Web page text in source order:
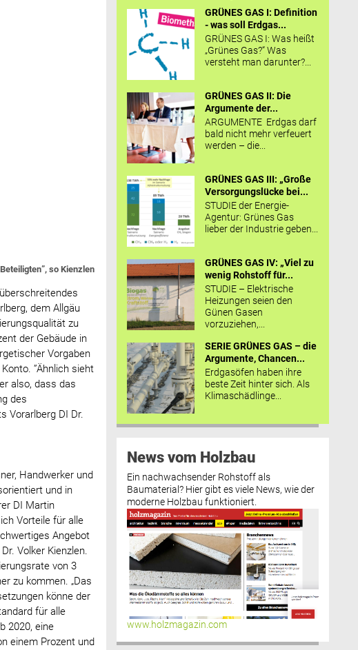
so Kienzlen
dem Allgäu
zu
der Gebäude in
Vorgaben
”Ähnlich sieht
also, dass das
des
Vorarlberg DI Dr.
Handwerker und
und in
DI Martin
Vorteile für alle
Angebot
Volker Kienzlen.
von 3
zu kommen. „Das
könne der
für alle
2020, eine
einem Prozent und
GRÜNES GAS I: Definition
- was soll Erdgas...
GRÜNES GAS I: Was heißt
„Grünes Gas?“ Was
versteht man darunter?...
GRÜNES GAS II: Die
Argumente der...
ARGUMENTE Erdgas darf
bald nicht mehr verfeuert
werden – die...
GRÜNES GAS III: „Große
Versorgungslücke bei...
STUDIE der Energie-
Agentur: Grünes Gas
lieber der Industrie geben...
GRÜNES GAS IV: „Viel zu
wenig Rohstoff für...
STUDIE – Elektrische
Heizungen seien den
Günen Gasen
vorzuziehen,...
SERIE GRÜNES GAS – die
Argumente, Chancen...
Erdgasöfen haben ihre
beste Zeit hinter sich. Als
Klimaschädlinge...
News vom Holzbau
Ein nachwachsender Rohstoff als
Baumaterial? Hier gibt es viele News, wie der
moderne Holzbau funktioniert.
www.holzmagazin.com